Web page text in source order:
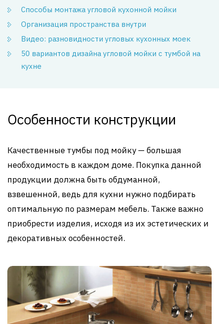
Способы монтажа угловой кухонной мойки
Организация пространства внутри
Видео: разновидности угловых кухонных моек
50 вариантов дизайна угловой мойки с тумбой на
кухне
Особенности конструкции
Качественные тумбы под мойку — большая
необходимость в каждом доме. Покупка данной
продукции должна быть обдуманной,
взвешенной, ведь для кухни нужно подбирать
оптимальную по размерам мебель. Также важно
приобрести изделия, исходя из их эстетических и
декоративных особенностей.